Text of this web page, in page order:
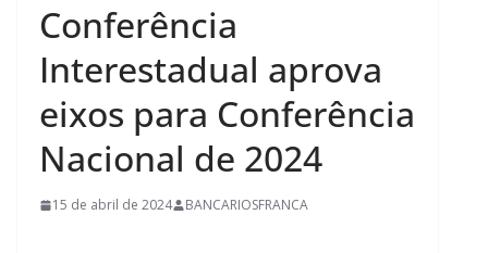
Conferência
Interestadual aprova
eixos para Conferência
Nacional de 2024
15 de abril de 2024 BANCARIOSFRANCA